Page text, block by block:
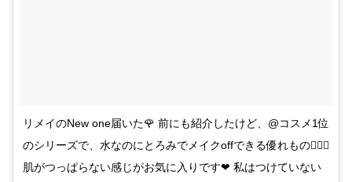
リメイのNew one届いた🌹 前にも紹介したけど、@コスメ1位
のシリーズで、水なのにとろみでメイクoffできる優れもの👍🏻✨
肌がつっぱらない感じがお気に入りです❤︎ 私はつけていない